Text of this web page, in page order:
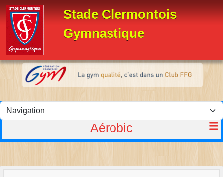
Stade Clermontois
Gymnastique
Aérobic
Panneau de gestion des cookies